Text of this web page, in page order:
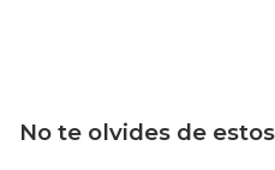
No te olvides de